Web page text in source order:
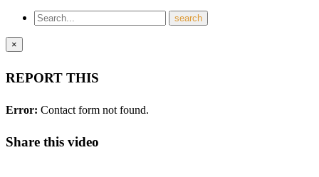
×
REPORT THIS
Error: Contact form not found.
Share this video